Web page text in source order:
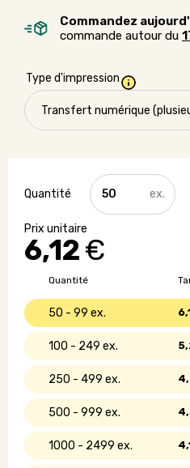
Commandez
commande autour du
Type d'impression
6,12€
quantité
de
Tote
pliable
en
Quantité
50 - 99
100 - 249
250 - 499
500 - 999
1000 - 2499